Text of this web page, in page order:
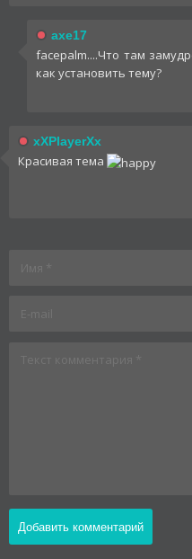
axe17
facepalm....Что там
как установить тему?
xXPlayerXx
Красивая тема